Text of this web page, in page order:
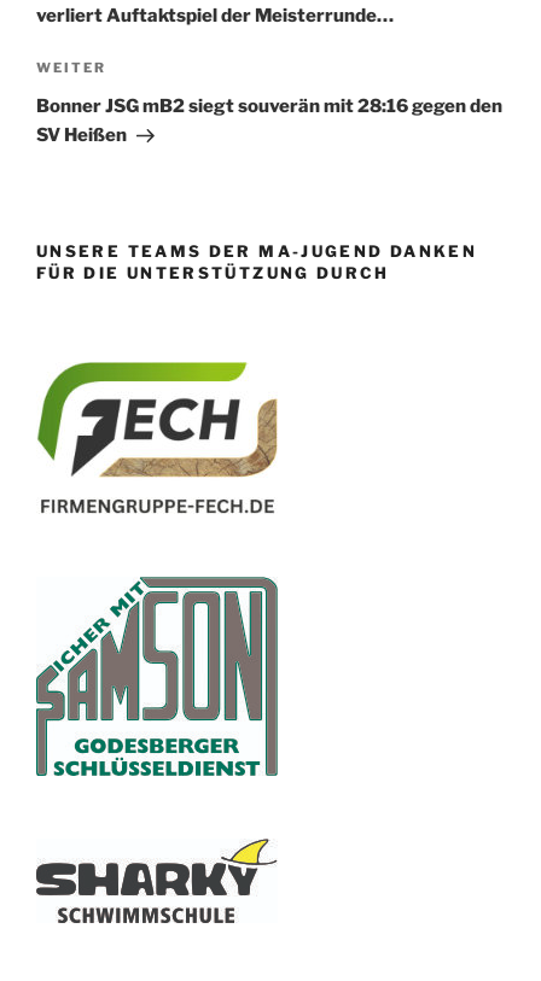
verliert Auftaktspiel der Meisterrunde…
Nächster
Beitrag
WEITER
Bonner JSG mB2 siegt souverän mit 28:16 gegen den
SV Heißen
UNSERE TEAMS DER MA-JUGEND DANKEN
FÜR DIE UNTERSTÜTZUNG DURCH